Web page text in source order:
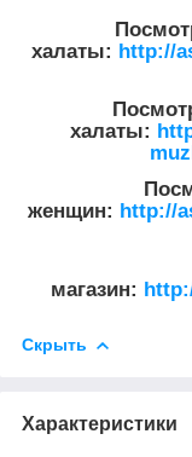
халаты: http://
халаты:
женщин: http://
магазин:
Скрыть
Характеристики